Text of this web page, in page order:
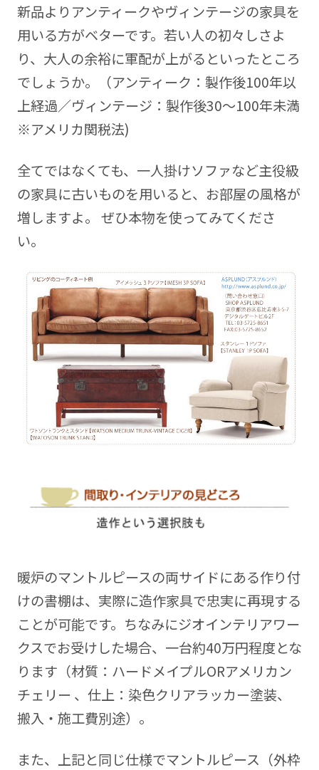
新品よりアンティークやヴィンテージの家具を
用いる方がベターです。若い人の初々しさよ
り、大人の余裕に軍配が上がるといったところ
でしょうか。（アンティーク：製作後100年以
上経過／ヴィンテージ：製作後30～100年未満
※アメリカ関税法)
全てではなくても、一人掛けソファなど主役級
の家具に古いものを用いると、お部屋の風格が
増しますよ。 ぜひ本物を使ってみてくださ
い。
暖炉のマントルピースの両サイドにある作り付
けの書棚は、実際に造作家具で忠実に再現する
ことが可能です。ちなみにジオインテリアワー
クスでお受けした場合、一台約40万円程度とな
ります（材質：ハードメイプルORアメリカン
チェリー 、仕上：染色クリアラッカー塗装、
搬入・施工費別途）。
また、上記と同じ仕様でマントルピース（外枠